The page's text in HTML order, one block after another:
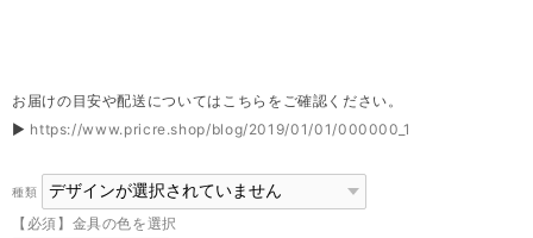
お届けの目安や配送についてはこちらをご確認ください。
▶ https://www.pricre.shop/blog/2019/01/01/000000_1
種類
【必須】金具の色を選択